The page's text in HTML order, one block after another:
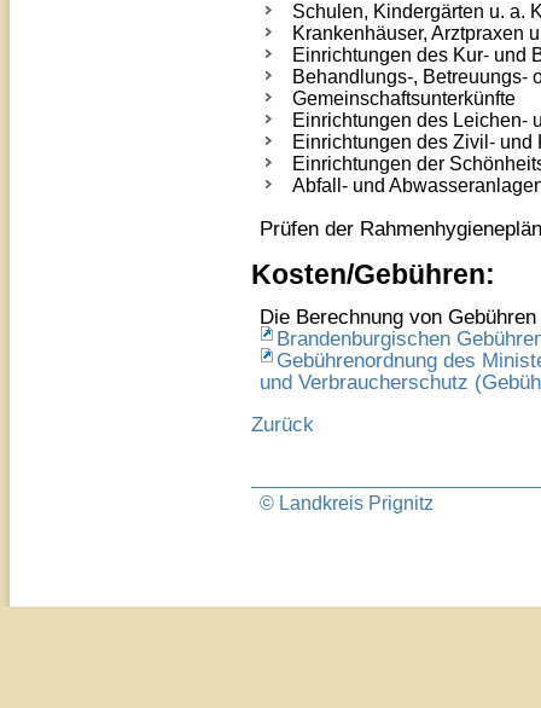
Schulen, Kindergärten u. a.
Krankenhäuser, Arztpraxen
Einrichtungen des Kur- und
Behandlungs-, Betreuungs-
Gemeinschaftsunterkünfte
Einrichtungen des Leichen-
Einrichtungen des Zivil- und
Einrichtungen der
Abfall- und
Prüfen der
Kosten/Gebühren:
Die Berechnung von
Brandenburgischen
Gebührenordnung des
und Verbraucherschutz
Zurück
© Landkreis Prignitz